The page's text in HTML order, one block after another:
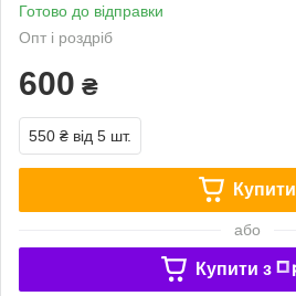
Готово до відправки
Опт і роздріб
600 ₴
550 ₴ від 5 шт.
Купити
або
Купити з